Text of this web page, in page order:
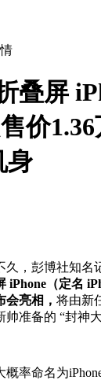
叠屏
价
身
，彭博社知名
iPhone（定名
会亮相， 将由新
准备的 “封神大
率命名为